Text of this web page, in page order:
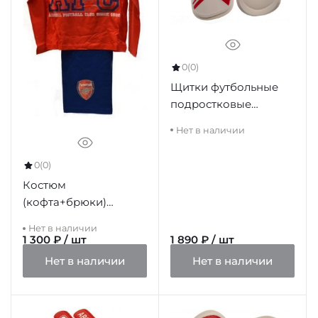
0(0)
Костюм
(кофта+брюки)
Нет в наличии
1 300 ₽ / шт
Нет в наличии
0(0)
Щитки футбольные
подростковые
Youths, 10-12 лет
Нет в наличии
1 890 ₽ / шт
Нет в наличии